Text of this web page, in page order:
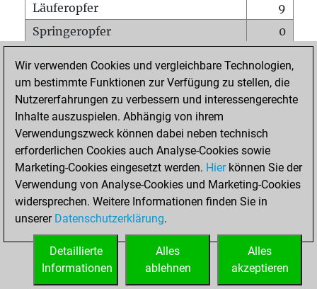
Läuferopfer
9
Springeropfer
0
Matt auf vollem Brett
0
Bauer setzt Matt
0
Erstickte Matts
Unterverwandlungen
Türme auf der siebten
0
STARTSEITE
Wir verwenden Cookies und vergleichbare Technologien,
um bestimmte Funktionen zur Verfügung zu stellen, die
Nutzererfahrungen zu verbessern und interessengerechte
Inhalte auszuspielen. Abhängig von ihrem
Verwendungszweck können dabei neben technisch
erforderlichen Cookies auch Analyse-Cookies sowie
Marketing-Cookies eingesetzt werden. Hierkönnen Sie der
Verwendung von Analyse-Cookies und Marketing-Cookies
widersprechen. Weitere Informationen finden Sie in
unserer Datenschutzerklärung.
Alles
akzeptieren
Alles
ablehnen
Detaillierte
Informationen